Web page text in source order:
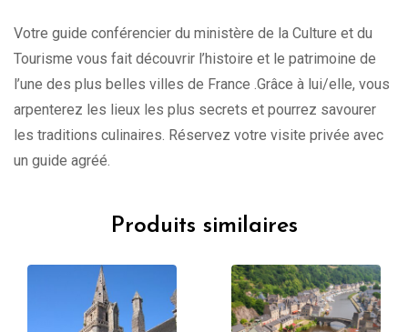
Votre guide conférencier du ministère de la Culture et du
Tourisme vous fait découvrir l’histoire et le patrimoine de
l’une des plus belles villes de France .Grâce à lui/elle, vous
arpenterez les lieux les plus secrets et pourrez savourer
les traditions culinaires. Réservez votre visite privée avec
un guide agréé.
Produits similaires